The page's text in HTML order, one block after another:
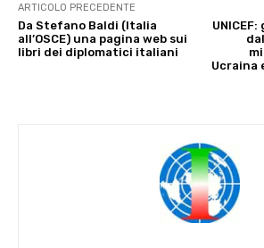
ARTICOLO PRECEDENTE
Da Stefano Baldi (Italia
all’OSCE) una pagina web sui
libri dei diplomatici italiani
Ucraina